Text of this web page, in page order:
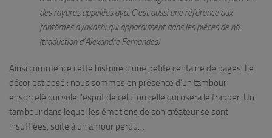
des rayures appeléesaya. C’est aussi une référence aux
fantômesayakashiqui apparaissent dans les pièces de nô.
(traduction d’Alexandre Fernandes)
Ainsi commence cette histoire d’une petite centaine de pages. Le
décor est posé : nous sommes en présence d’un tambour
ensorcelé qui vole l’esprit de celui ou celle qui osera le frapper. Un
tambour dans lequel les émotions de son créateur se sont
insufflées, suite à un amour perdu…